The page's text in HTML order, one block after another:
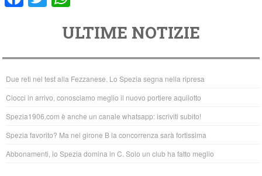
e
b
o
o
k
er
at
s
A
p
p
ULTIME NOTIZIE
Due reti nel test alla Fezzanese. Lo Spezia segna nella ripresa
Ciocci in arrivo, conosciamo meglio il nuovo portiere aquilotto
Spezia1906.com è anche un canale whatsapp: iscriviti subito!
Spezia favorito? Ma nel girone B la concorrenza sarà fortissima
Abbonamenti, lo Spezia domina in C. Solo un club ha fatto meglio